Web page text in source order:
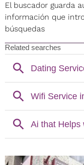
El buscador guarda
información que
búsquedas